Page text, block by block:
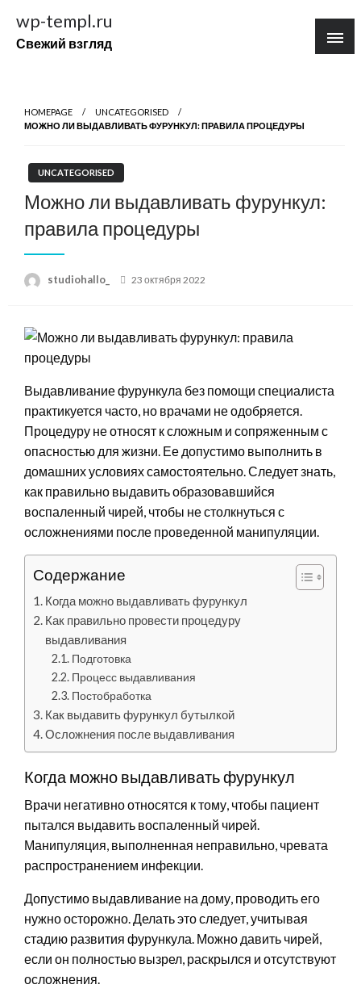
содержимому
wp-templ.ru
Свежий взгляд
HOMEPAGE
UNCATEGORISED
МОЖНО ЛИ ВЫДАВЛИВАТЬ ФУРУНКУЛ: ПРАВИЛА ПРОЦЕДУРЫ
UNCATEGORISED
Можно ли выдавливать фурункул:
правила процедуры
studiohallo_
Posted
23 октября 2022
Выдавливание фурункула без помощи специалиста
практикуется часто, но врачами не одобряется.
Процедуру не относят к сложным и сопряженным с
опасностью для жизни. Ее допустимо выполнить в
домашних условиях самостоятельно. Следует знать,
как правильно выдавить образовавшийся
воспаленный чирей, чтобы не столкнуться с
осложнениями после проведенной манипуляции.
Содержание
Когда можно выдавливать фурункул
Как правильно провести процедуру
выдавливания
Подготовка
Процесс выдавливания
Постобработка
Как выдавить фурункул бутылкой
Осложнения после выдавливания
Когда можно выдавливать фурункул
Врачи негативно относятся к тому, чтобы пациент
пытался выдавить воспаленный чирей.
Манипуляция, выполненная неправильно, чревата
распространением инфекции.
Допустимо выдавливание на дому, проводить его
нужно осторожно. Делать это следует, учитывая
стадию развития фурункула. Можно давить чирей,
если он полностью вызрел, раскрылся и отсутствуют
осложнения.